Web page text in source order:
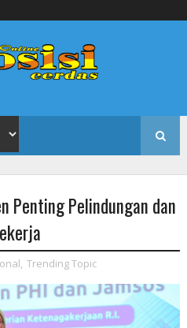
Penting Pelindungan dan
, Trending Topic